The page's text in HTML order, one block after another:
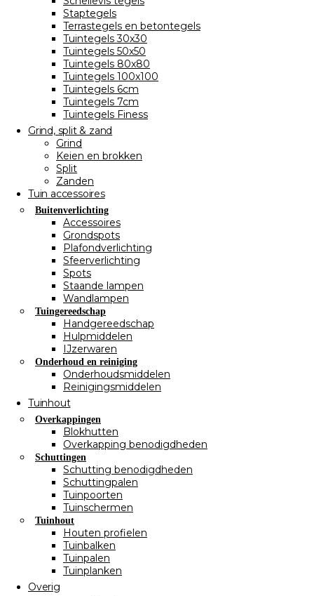
Staptegels
Terrastegels en betontegels
Tuintegels 30x30
Tuintegels 50x50
Tuintegels 80x80
Tuintegels 100x100
Tuintegels 6cm
Tuintegels 7cm
Tuintegels Finess
Grind, split & zand
Grind
Keien en brokken
Split
Zanden
Tuin accessoires
Buitenverlichting
Accessoires
Grondspots
Plafondverlichting
Sfeerverlichting
Spots
Staande lampen
Wandlampen
Tuingereedschap
Handgereedschap
Hulpmiddelen
IJzerwaren
Onderhoud en reiniging
Onderhoudsmiddelen
Reinigingsmiddelen
Tuinhout
Overkappingen
Blokhutten
Overkapping benodigdheden
Schuttingen
Schutting benodigdheden
Schuttingpalen
Tuinpoorten
Tuinschermen
Tuinhout
Houten profielen
Tuinbalken
Tuinpalen
Tuinplanken
Overig